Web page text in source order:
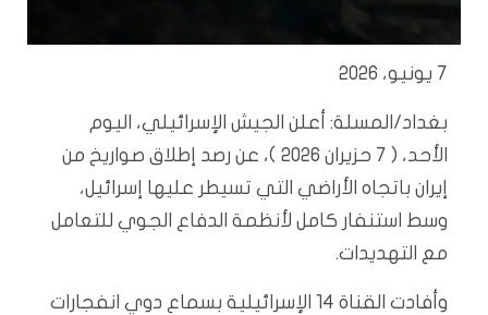
7 يونيو، 2026
بغداد/المسلة: أعلن الجيش الإسرائيلي، اليوم
الأحد، ( 7 حزيران 2026 )، عن رصد إطلاق صواريخ من
إيران باتجاه الأراضي التي تسيطر عليها إسرائيل،
وسط استنفار كامل لأنظمة الدفاع الجوي للتعامل
مع التهديدات.
وأفادت القناة 14 الإسرائيلية بسماع دوي انفجارات